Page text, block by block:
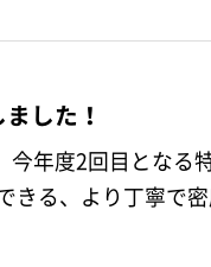
した！
年度2回目となる
きる、より丁寧で